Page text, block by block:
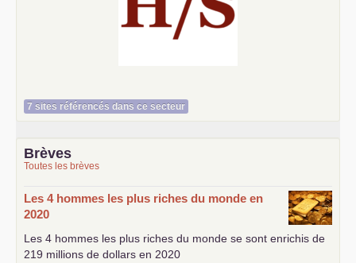
7 sites référencés dans ce secteur
Brèves
Toutes les brèves
Les 4 hommes les plus riches du monde en
2020
Les 4 hommes les plus riches du monde se sont enrichis de
219 millions de dollars en 2020